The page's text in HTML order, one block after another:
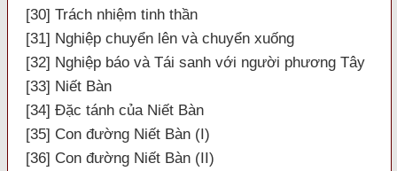
[30] Trách nhiệm tinh thần
[31] Nghiệp chuyển lên và chuyển xuống
[32] Nghiệp báo và Tái sanh với người phương Tây
[33] Niết Bàn
[34] Đặc tánh của Niết Bàn
[35] Con đường Niết Bàn (I)
[36] Con đường Niết Bàn (II)